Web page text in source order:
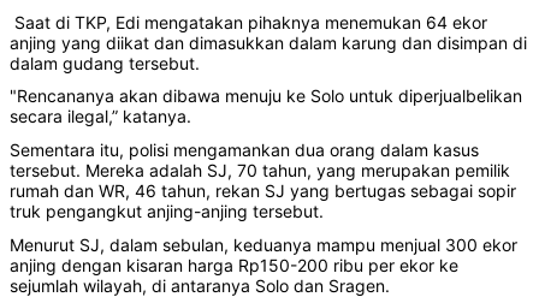
Saat di TKP, Edi mengatakan pihaknya menemukan 64 ekor
anjing yang diikat dan dimasukkan dalam karung dan disimpan di
dalam gudang tersebut.
"Rencananya akan dibawa menuju ke Solo untuk diperjualbelikan
secara ilegal,” katanya.
Sementara itu, polisi mengamankan dua orang dalam kasus
tersebut. Mereka adalah SJ, 70 tahun, yang merupakan pemilik
rumah dan WR, 46 tahun, rekan SJ yang bertugas sebagai sopir
truk pengangkut anjing-anjing tersebut.
Menurut SJ, dalam sebulan, keduanya mampu menjual 300 ekor
anjing dengan kisaran harga Rp150-200 ribu per ekor ke
sejumlah wilayah, di antaranya Solo dan Sragen.